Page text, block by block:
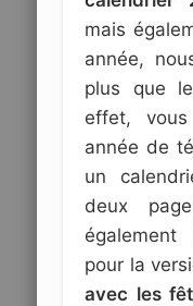
mais
année,
plus que
effet,
année de
un
deux
pour la
avec les